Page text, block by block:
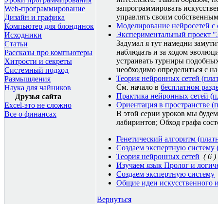
Web-программирование
Дизайн и графика
Компьютер для блондинок
Исходники
Статьи
Рассказы про компьютеры
Хитрости и секреты
Системный подход
Размышления
Наука для чайников
Друзья сайта
Excel-это не сложно
Все о финансах
запрограммировать
управлять своим
Моделирование нейросетей с
Экспериментальный проект
Задумал я тут намедни
наблюдать и за ходом
устраивать турниры
необходимо определиться с
Теория нейронных сетей
См. начало в бесплатном
Практика нейронных сетей
Ориентация в пространстве
В этой серии уроков мы
лабиринтов; Обход графа
Генетический алгоритм
Создаем экспертную систему
Теория нейронных сетей ( 6 )
Изучаем язык Пролог и
Создаем экспертную систему
Общие идеи искусственного
Вернуться